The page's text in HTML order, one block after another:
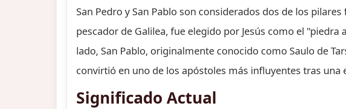
San Pedro y San Pablo son considerados dos de los
pescador de Galilea, fue elegido por Jesús como el
lado, San Pablo, originalmente conocido como Saulo de
convirtió en uno de los apóstoles más influyentes tras
Significado Actual